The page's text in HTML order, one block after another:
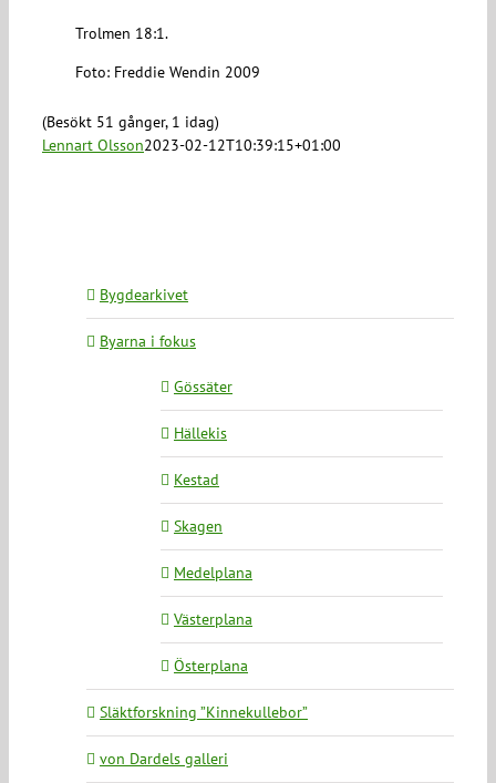
Trolmen 18:1.
Foto: Freddie Wendin 2009
(Besökt 51 gånger, 1 idag)
Lennart Olsson2023-02-12T10:39:15+01:00
Bygdearkivet
Byarna i fokus
Gössäter
Hällekis
Kestad
Skagen
Medelplana
Västerplana
Österplana
Släktforskning ”Kinnekullebor”
von Dardels galleri